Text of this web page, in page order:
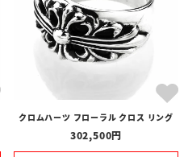
クロムハーツ フローラル クロス リング
302,500